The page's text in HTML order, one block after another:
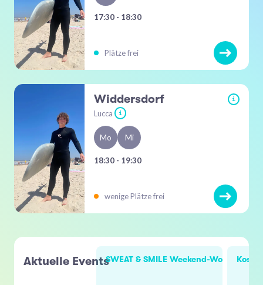
17:30 - 18:30
Plätze frei
Widdersdorf i
Lucca i
Mo Mi
18:30 - 19:30
wenige Plätze frei
Aktuelle EventsSWEAT & SMILE Weekend-Workout